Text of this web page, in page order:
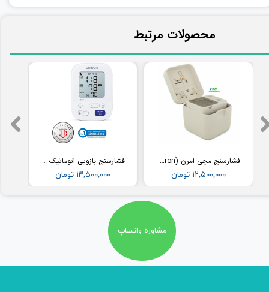
فشارسنج بازویی اتوماتیک با کاف پهن امرن (OMRON) مدل M3
۱۳,۵۰۰,۰۰۰ تومان
فشارسنج مچی امرن (Omron) مدل RS2
۱۲,۵۰۰,۰۰۰ تومان
​محصولات مرتبط
مشاوره واتساپ